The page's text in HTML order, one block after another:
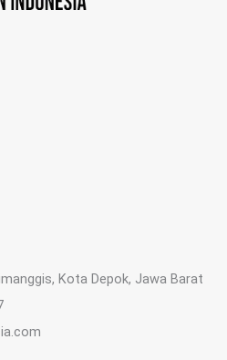
Kota Depok, Jawa Barat